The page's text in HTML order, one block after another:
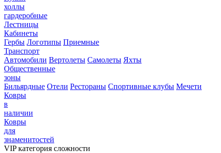
холлы
гардеробные
Лестницы
Кабинеты
Гербы Логотипы Приемные
Транспорт
Автомобили Вертолеты Самолеты Яхты
Общественные
зоны
Бильярдные Отели Рестораны Спортивные клубы Мечети
Ковры
в
наличии
Ковры
для
знаменитостей
VIP категория сложности